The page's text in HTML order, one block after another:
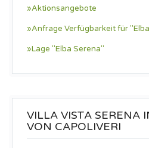
»Aktionsangebote
»Anfrage Verfügbarkeit für
»Lage "Elba Serena"
VILLA VISTA SERENA
VON CAPOLIVERI